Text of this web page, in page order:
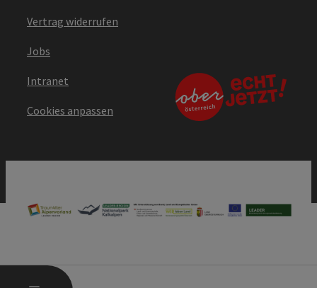
Vertrag widerrufen
Jobs
Intranet
Cookies anpassen